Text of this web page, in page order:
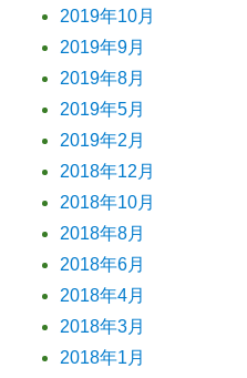
2019年10月
2019年9月
2019年8月
2019年5月
2019年2月
2018年12月
2018年10月
2018年8月
2018年6月
2018年4月
2018年3月
2018年1月